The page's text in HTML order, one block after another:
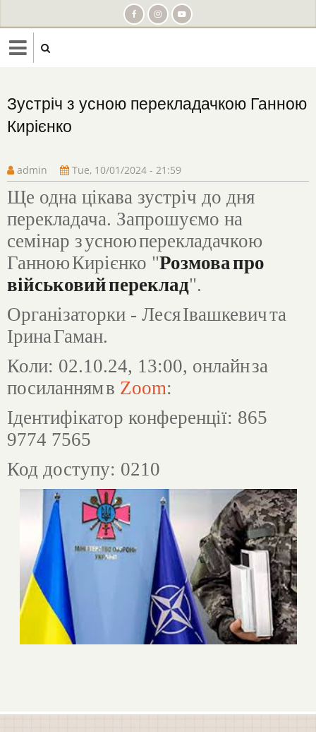
to
main
content
Зустріч з усною перекладачкою Ганною
Кирієнко
admin Tue, 10/01/2024 - 21:59
Ще одна цікава зустріч до дня
перекладача. Запрошуємо на
семінар зусноюперекладачкою
ГанноюКирієнко "Розмовапро
військовийпереклад".
Організаторки - ЛесяІвашкевичта
ІринаГаман.
Коли: 02.10.24, 13:00, онлайнза
посиланнямв Zoom:
Ідентифікатор конференції: 865
9774 7565
Код доступу: 0210